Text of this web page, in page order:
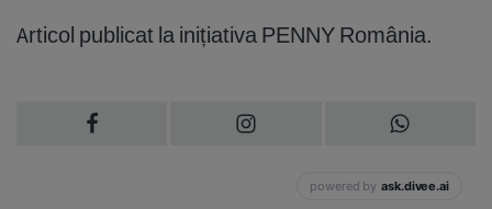
Articol publicat la inițiativa PENNY România.